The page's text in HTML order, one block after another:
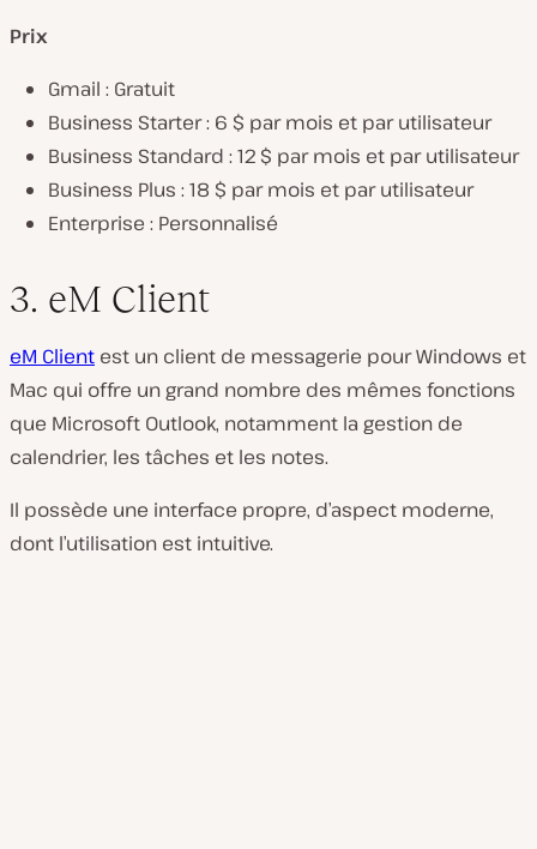
Prix
Gmail : Gratuit
Business Starter : 6 $ par mois et par utilisateur
Business Standard : 12 $ par mois et par utilisateur
Business Plus : 18 $ par mois et par utilisateur
Enterprise : Personnalisé
3. eM Client
eM Client est un client de messagerie pour Windows et
Mac qui offre un grand nombre des mêmes fonctions
que Microsoft Outlook, notamment la gestion de
calendrier, les tâches et les notes.
Il possède une interface propre, d’aspect moderne,
dont l’utilisation est intuitive.